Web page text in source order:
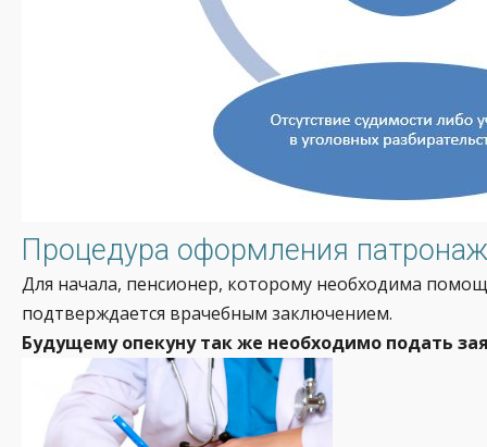
Процедура оформления
Для начала, пенсионер, которому необходима
подтверждается врачебным заключением.
Будущему опекуну так же необходимо подать